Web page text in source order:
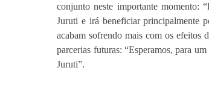
conjunto neste importante momento:
Juruti e irá beneficiar principalmente
acabam sofrendo mais com os efeitos
parcerias futuras: “Esperamos, para
Juruti”.